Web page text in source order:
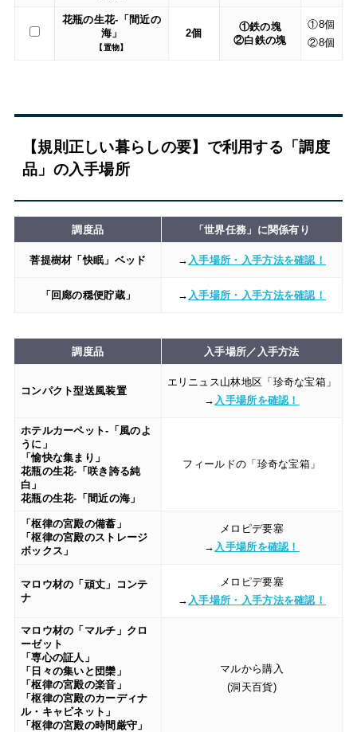
花瓶の生花-「間近の
海」
【置物】
2個
①鉄の塊
②白鉄の塊
①8個
②8個
【規則正しい暮らしの要】で利用する「調度
品」の入手場所
調度品 「世界任務」に関係有り
菩提樹材「快眠」ベッド → 入手場所・入手方法を確認！
「回廊の穏便貯蔵」 → 入手場所・入手方法を確認！
調度品 入手場所／入手方法
コンパクト型送風装置
エリニュス山林地区「珍奇な宝箱」
→ 入手場所を確認！
ホテルカーペット-「風のよ
うに」
「愉快な集まり」
花瓶の生花-「咲き誇る純
白」
花瓶の生花-「間近の海」
フィールドの「珍奇な宝箱」
「枢律の宮殿の備蓄」
「枢律の宮殿のストレージ
ボックス」
メロピデ要塞
→ 入手場所を確認！
マロウ材の「頑丈」コンテ
ナ
メロピデ要塞
→ 入手場所・入手方法を確認！
マロウ材の「マルチ」クロ
ーゼット
「専心の証人」
「日々の集いと団欒」
「枢律の宮殿の楽音」
「枢律の宮殿のカーディナ
ル・キャビネット」
「枢律の宮殿の時間厳守」
マルから購入
(洞天百貨)